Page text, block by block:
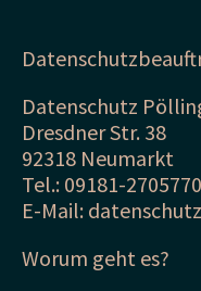
Datenschutz
Dresdner Str. 38
92318 Neumarkt
Tel.: 09181-2705770
E-Mail:
Worum geht es?